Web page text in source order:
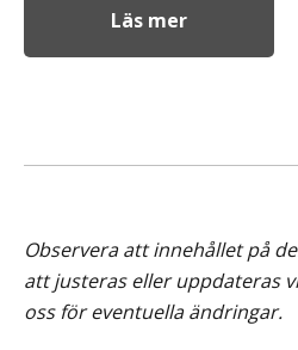
Läs mer
Observera att innehållet på
att justeras eller uppdateras
oss för eventuella ändringar.